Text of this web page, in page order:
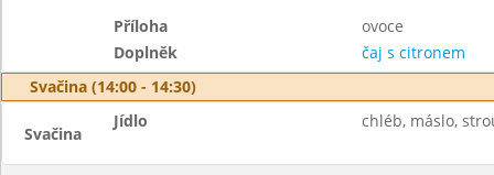
Příloha
ovoce
Doplněk
čaj s citronem
Svačina (14:00 - 14:30)
Svačina
Jídlo chléb, máslo,